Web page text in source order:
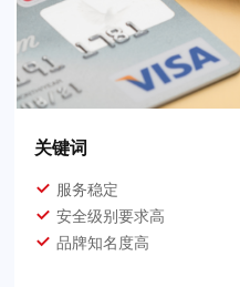
关键词
服务稳定
安全级别要求高
品牌知名度高